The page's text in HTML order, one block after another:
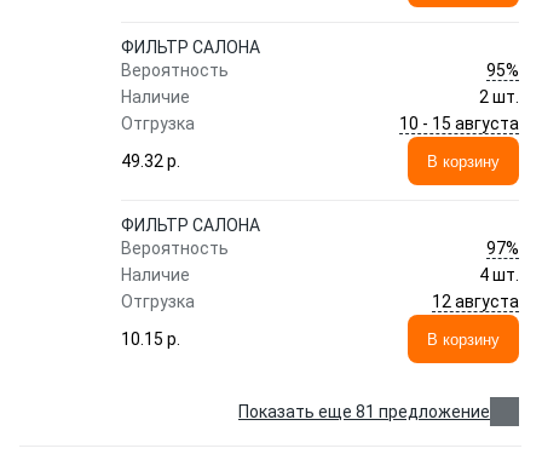
ФИЛЬТР САЛОНА
Вероятность
95%
Наличие
2 шт.
Отгрузка
10 - 15 августа
49.32 p.
В корзину
ФИЛЬТР САЛОНА
Вероятность
97%
Наличие
4 шт.
Отгрузка
12 августа
10.15 p.
В корзину
Показать еще 81 предложение